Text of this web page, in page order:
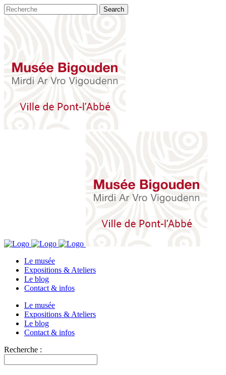
Le musée
Expositions & Ateliers
Le blog
Contact & infos
Le musée
Expositions & Ateliers
Le blog
Contact & infos
Recherche :